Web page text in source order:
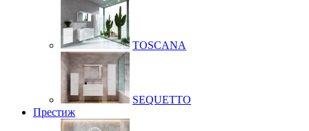
TOSCANA
SEQUETTO
Престиж